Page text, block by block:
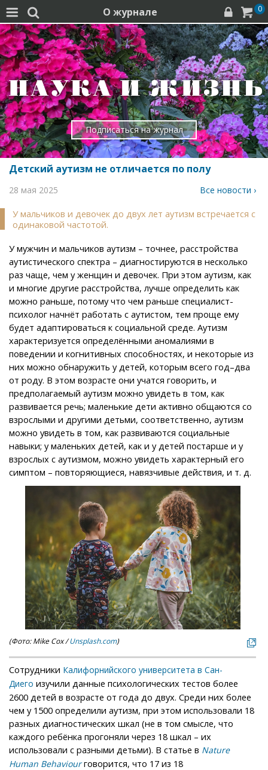
  О журнале   0
Подписаться на журнал
Детский аутизм не отличается по полу
28 мая 2025 Все новости ›
У мальчиков и девочек до двух лет аутизм встречается с
одинаковой частотой.
У мужчин и мальчиков аутизм – точнее, расстройства
аутистического спектра – диагностируются в несколько
раз чаще, чем у женщин и девочек. При этом аутизм, как
и многие другие расстройства, лучше определить как
можно раньше, потому что чем раньше специалист-
психолог начнёт работать с аутистом, тем проще ему
будет адаптироваться к социальной среде. Аутизм
характеризуется определёнными аномалиями в
поведении и когнитивных способностях, и некоторые из
них можно обнаружить у детей, которым всего год–два
от роду. В этом возрасте они учатся говорить, и
предполагаемый аутизм можно увидеть в том, как
развивается речь; маленькие дети активно общаются со
взрослыми и другими детьми, соответственно, аутизм
можно увидеть в том, как развиваются социальные
навыки; у маленьких детей, как и у детей постарше и у
взрослых с аутизмом, можно увидеть характерный его
симптом – повторяющиеся, навязчивые действия, и т. д.
(Фото: Mike Cox /Unsplash.com)
Сотрудники Калифорнийского университета в Сан-
Диего изучили данные психологических тестов более
2600 детей в возрасте от года до двух. Среди них более
чем у 1500 определили аутизм, при этом использовали 18
разных диагностических шкал (не в том смысле, что
каждого ребёнка прогоняли через 18 шкал – их
использовали с разными детьми). В статье в Nature
Human Behaviourговорится, что 17 из 18